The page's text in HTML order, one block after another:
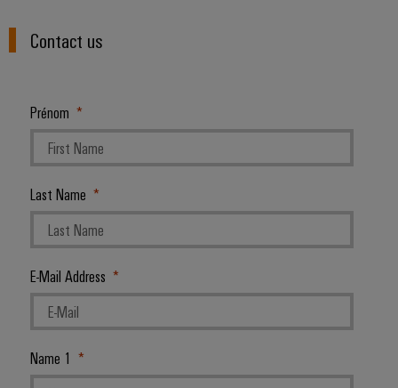
Contact us
Prénom
Last Name
E-Mail Address
Name 1